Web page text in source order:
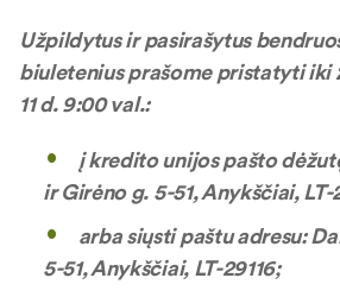
Užpildytus ir pasirašytus
biuletenius prašome pristatyti iki
11 d. 9:00 val.:
į kredito unijos pašto
ir Girėno g. 5-51, Anykščiai, LT-
arba siųsti paštu adresu:
5-51, Anykščiai, LT-29116;